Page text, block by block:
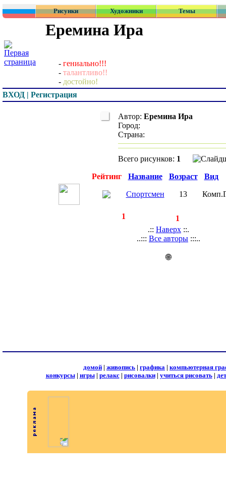
Рисунки Художники Темы
Еремина Ира
- гениально!!!
- талантливо!!
- достойно!
ВХОД | Регистрация
Автор: Еремина Ира
Город:
Страна:
Всего рисунков: 1
Рейтинг Название Возраст Вид
Спортсмен 13
1
1
.:: Наверх ::.
..::: Все авторы :::..
🌐
домой | живопись | графика | компьютерная
конкурсы| игры| релакс| рисовалки| учиться рисовать|